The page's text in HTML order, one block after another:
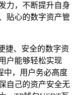
力，不断提升自身
贴心的数字资产管
捷、安全的数字资
户能够轻松实现
中，用户务必高度
自己的资产安全无